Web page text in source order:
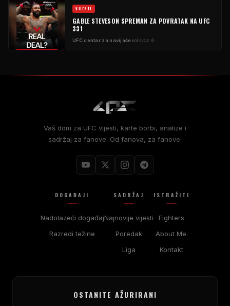
VIJESTI
GABLE STEVESON SPREMAN ZA POVRATAK NA UFC
331
UFC centar za navijačekolovoz 6
Vaš dom za UFC vijesti, karte borbi, analize i
sadržaj za fanove. Od fanova, za fanove.
DOGAĐAJI
Nadolazeći događaj
Razredi težine
SADRŽAJ
Najnovije vijesti
Poredak
Liga
ISTRAŽITI
Fighters
About Me.
Kontakt
OSTANITE AŽURIRANI